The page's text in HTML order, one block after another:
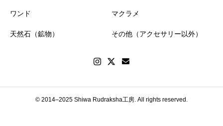
ワンド マクラメ
天然石（鉱物） その他（アクセサリー以外）
© 2014–2025 Shiwa Rudraksha工房. All rights reserved.